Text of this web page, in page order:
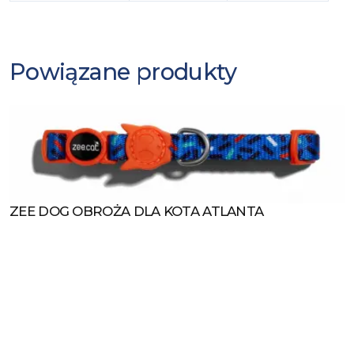
Powiązane produkty
Zobacz produkt
ZEE DOG OBROŻA DLA KOTA ATLANTA